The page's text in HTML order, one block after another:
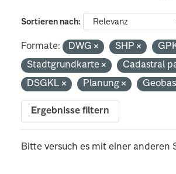
Sortieren nach
Formate: DWG SHP
Stadtgrundkarte
Cadastral
DSGKL
Planung
Ergebnisse filtern
Bitte versuch es mit einer anderen